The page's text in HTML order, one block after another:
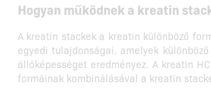
Hogyan működnek a kreatin
A kreatin stackek a kreatin különböző
egyedi tulajdonságai, amelyek
állóképességet eredményez. A kreatin
formáinak kombinálásával a kreatin